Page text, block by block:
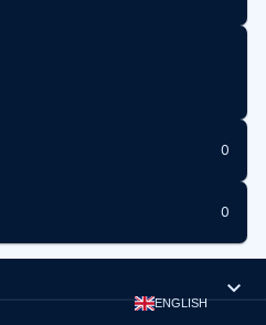
0
0
ENGLISH expand_more